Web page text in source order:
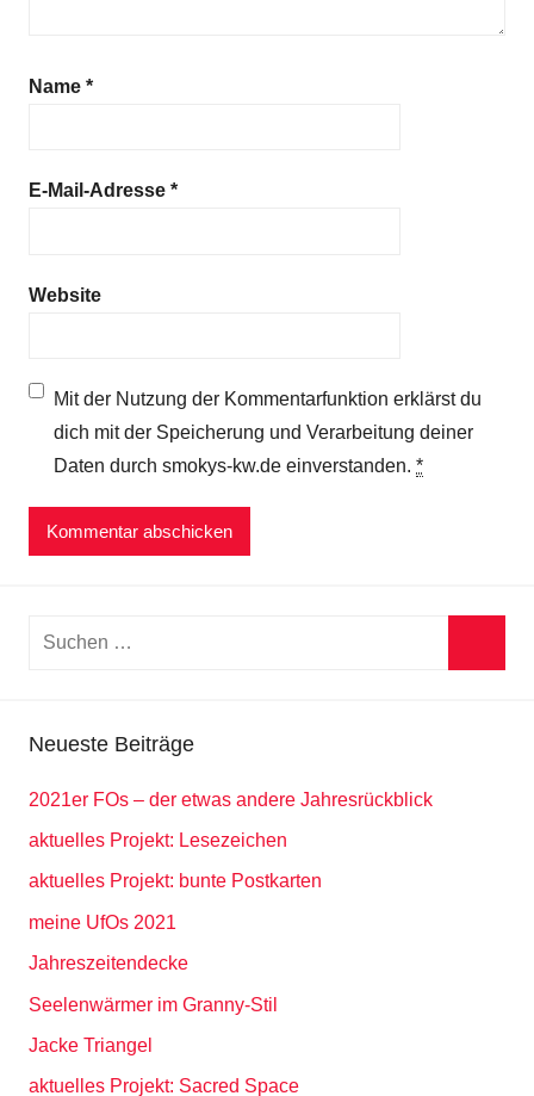
Name *
E-Mail-Adresse *
Website
Mit der Nutzung der Kommentarfunktion erklärst du
dich mit der Speicherung und Verarbeitung deiner
Daten durch smokys-kw.de einverstanden. *
Suchen
Neueste Beiträge
2021er FOs – der etwas andere Jahresrückblick
aktuelles Projekt: Lesezeichen
aktuelles Projekt: bunte Postkarten
meine UfOs 2021
Jahreszeitendecke
Seelenwärmer im Granny-Stil
Jacke Triangel
aktuelles Projekt: Sacred Space